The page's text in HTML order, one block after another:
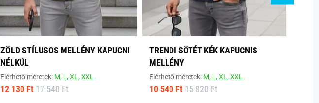
ZÖLD STÍLUSOS MELLÉNY KAPUCNI
NÉLKÜL
Elérhető méretek: M, L,XL,XXL
12 130 Ft 17 540 Ft
TRENDI SÖTÉT KÉK KAPUCNIS
MELLÉNY
Elérhető méretek: M, L,XL,XXL
10 540 Ft 15 820 Ft